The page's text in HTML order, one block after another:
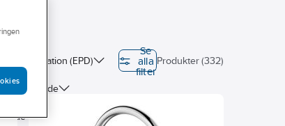
(EPD)
svängområde
utloppspip
Se
alla
filter
Produkter (332)